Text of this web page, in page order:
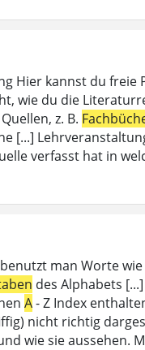
Hier kannst du freie
wie du die
z. B.
[...]
verfasst hat in
man Worte
des Alphabets
A- Z Index
nicht richtig
wie sie aussehen.